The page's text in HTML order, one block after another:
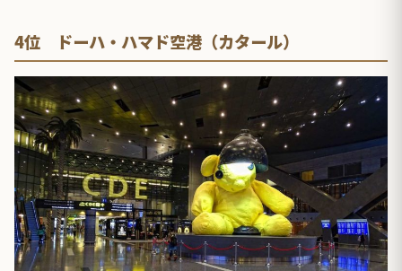
4位 ドーハ・ハマド空港（カタール）